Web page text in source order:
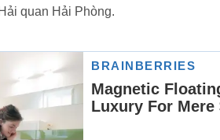
quan Hải Phòng.